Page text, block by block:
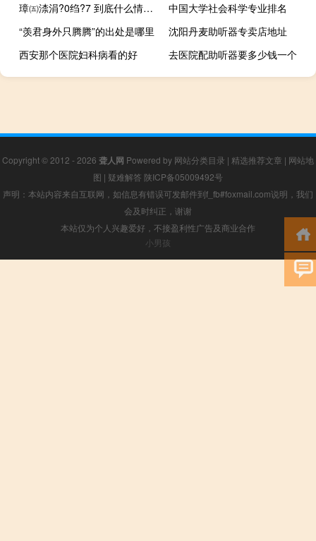
璋㈤渿涓?0绉?7 到底什么情况嘞
中国大学社会科学专业排名
“羡君身外只腾腾”的出处是哪里
沈阳丹麦助听器专卖店地址
西安那个医院妇科病看的好
去医院配助听器要多少钱一个
Copyright © 2012 - 2026 聋人网 Powered by 网站分类目录 | 精选推荐文章 | 网站地
图 | 疑难解答 陕ICP备05009492号
声明：本站内容来自互联网，如信息有错误可发邮件到f_fb#foxmail.com说明，我们
会及时纠正，谢谢
本站仅为个人兴趣爱好，不接盈利性广告及商业合作
小男孩